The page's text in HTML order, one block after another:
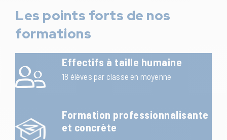
Les points forts de nos
formations
Effectifs à taille humaine
18 élèves par classe en moyenne
Formation professionnalisante
et concrète